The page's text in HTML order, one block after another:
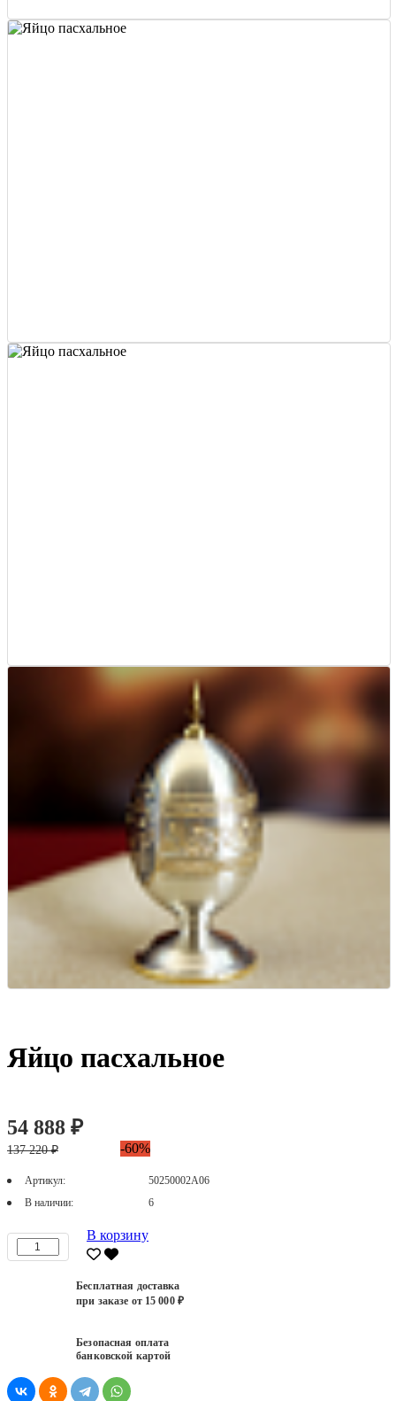
Яйцо пасхальное
54 888 ₽
137 220 ₽ -60%
Артикул:
50250002А06
В наличии:
6
В корзину
Бесплатная доставка
при заказе от 15 000 ₽
Безопасная оплата
банковской картой